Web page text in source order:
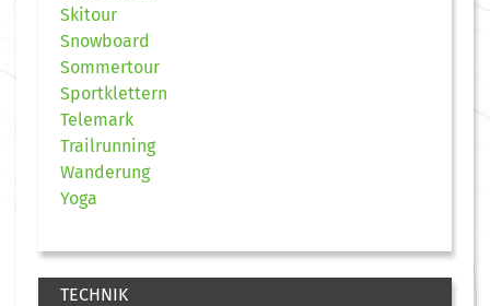
Skitour
Snowboard
Sommertour
Sportklettern
Telemark
Trailrunning
Wanderung
Yoga
TECHNIK